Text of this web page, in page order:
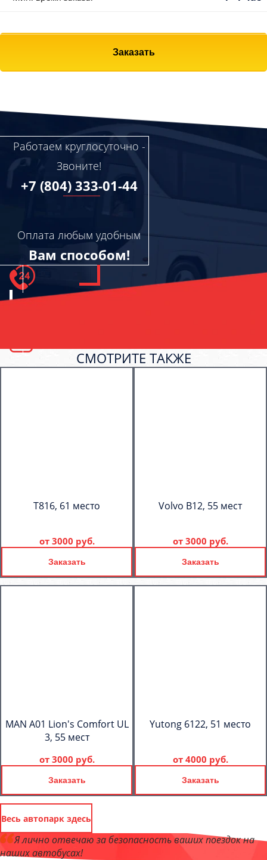
Заказать
Работаем круглосуточно -
Звоните!
+7 (804) 333-01-44
Оплата любым удобным
Вам способом!
СМОТРИТЕ ТАКЖЕ
T816, 61 место
от 3000 руб.
Заказать
Volvo B12, 55 мест
от 3000 руб.
Заказать
MAN A01 Lion's Comfort UL
3, 55 мест
от 3000 руб.
Заказать
Yutong 6122, 51 место
от 4000 руб.
Заказать
Весь автопарк здесь
Я лично отвечаю за безопасность ваших поездок на
наших автобусах!